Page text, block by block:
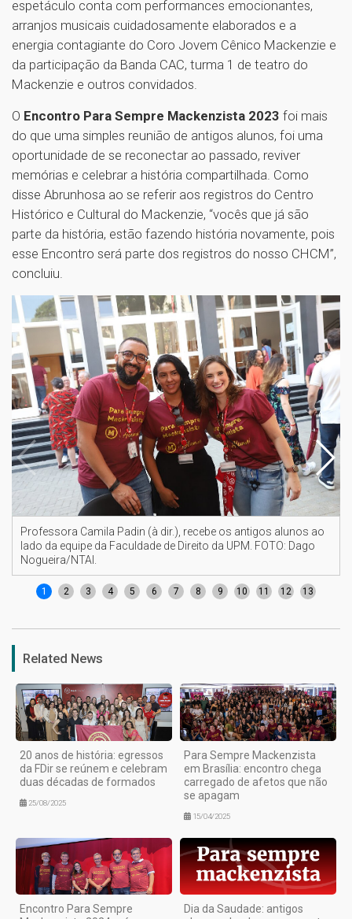
espetáculo conta com performances emocionantes,
arranjos musicais cuidadosamente elaborados e a
energia contagiante do Coro Jovem Cênico Mackenzie e
da participação da Banda CAC, turma 1 de teatro do
Mackenzie e outros convidados.
O Encontro Para Sempre Mackenzista 2023 foi mais
do que uma simples reunião de antigos alunos, foi uma
oportunidade de se reconectar ao passado, reviver
memórias e celebrar a história compartilhada. Como
disse Abrunhosa ao se referir aos registros do Centro
Histórico e Cultural do Mackenzie, “vocês que já são
parte da história, estão fazendo história novamente, pois
esse Encontro será parte dos registros do nosso CHCM”,
concluiu.
Professora Camila Padin (à dir.), recebe os antigos alunos ao
lado da equipe da Faculdade de Direito da UPM. FOTO: Dago
Nogueira/NTAI.
1 2 3 4 5 6 7 8 9 10 11 12 13
Related News
20 anos de história: egressos
da FDir se reúnem e celebram
duas décadas de formados
25/08/2025
Para Sempre Mackenzista
em Brasília: encontro chega
carregado de afetos que não
se apagam
15/04/2025
Encontro Para Sempre
Dia da Saudade: antigos